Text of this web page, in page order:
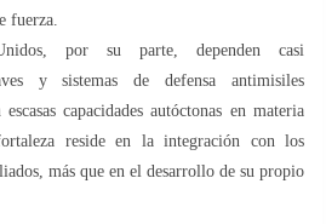
fuerza.
por su parte, dependen casi
y sistemas de defensa antimisiles
capacidades autóctonas en materia
reside en la integración con los
más que en el desarrollo de su propio